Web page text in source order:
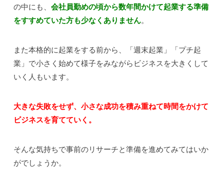
の中にも、 会社員勤めの頃から数年間かけて起業する準備
をすすめていた方も少なくありません。
また本格的に起業をする前から、「週末起業」「プチ起
業」で小さく始めて様子をみながらビジネスを大きくして
いく人もいます。
大きな失敗をせず、小さな成功を積み重ねて時間をかけて
ビジネスを育てていく。
そんな気持ちで事前のリサーチと準備を進めてみてはいか
がでしょうか。